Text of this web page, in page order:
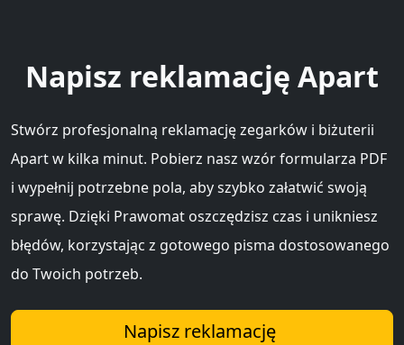
Napisz reklamację Apart
Stwórz profesjonalną reklamację zegarków i biżuterii
Apart w kilka minut. Pobierz nasz wzór formularza PDF
i wypełnij potrzebne pola, aby szybko załatwić swoją
sprawę. Dzięki Prawomat oszczędzisz czas i unikniesz
błędów, korzystając z gotowego pisma dostosowanego
do Twoich potrzeb.
Napisz reklamację